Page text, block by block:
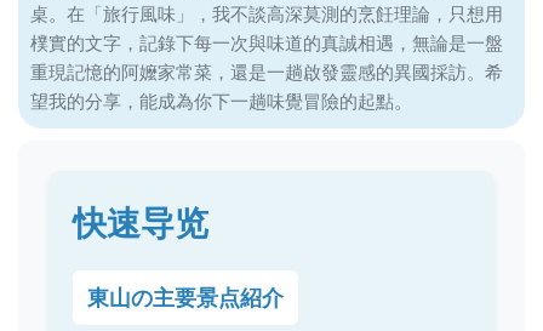
桌。在「旅行風味」，我不談高深莫測的烹飪理論，只想用
樸實的文字，記錄下每一次與味道的真誠相遇，無論是一盤
重現記憶的阿嬤家常菜，還是一趟啟發靈感的異國採訪。希
望我的分享，能成為你下一趟味覺冒險的起點。
快速导览
東山の主要景点紹介